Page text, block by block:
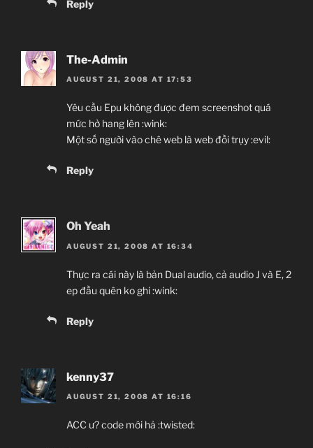
Reply
The-Admin
AUGUST 21, 2008 AT 17:53
Yêu cầu Epu không được đem screenshot quá
mức hở hang lên :wink:
Một số người vào chê web là web đồi trụy :evil:
Reply
Oh Yeah
AUGUST 21, 2008 AT 16:34
Thực ra cái này là bản Dual audio, cả audio J và E, 2
ep đầu quên ko ghi :wink:
Reply
kenny37
AUGUST 21, 2008 AT 16:16
ACC ư? code mới hả :twisted: